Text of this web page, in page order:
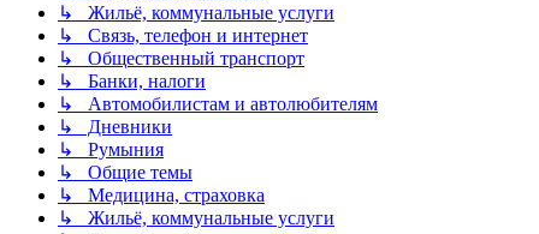
↳ Жильё, коммунальные услуги
↳ Связь, телефон и интернет
↳ Общественный транспорт
↳ Банки, налоги
↳ Автомобилистам и автолюбителям
↳ Дневники
↳ Румыния
↳ Общие темы
↳ Медицина, страховка
↳ Жильё, коммунальные услуги